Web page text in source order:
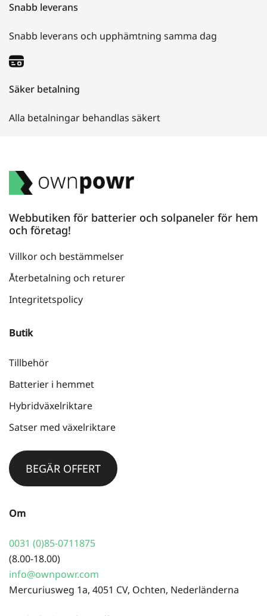
Snabb leverans
Snabb leverans och upphämtning samma dag
Säker betalning
Alla betalningar behandlas säkert
Webbutiken för batterier och solpaneler för hem
och företag!
Villkor och bestämmelser
Återbetalning och returer
Integritetspolicy
Butik
Tillbehör
Batterier i hemmet
Hybridväxelriktare
Satser med växelriktare
BEGÄR OFFERT
Om
0031 (0)85-0711875
(8.00-18.00)
info@ownpowr.com
Mercuriusweg 1a, 4051 CV, Ochten, Nederländerna